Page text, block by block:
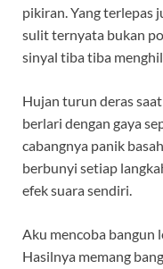
pikiran. Yang terlepas
sulit ternyata bukan
sinyal tiba tiba
Hujan turun deras
berlari dengan gaya
cabangnya panik
berbunyi setiap
efek suara sendiri.
Aku mencoba bangun
Hasilnya memang